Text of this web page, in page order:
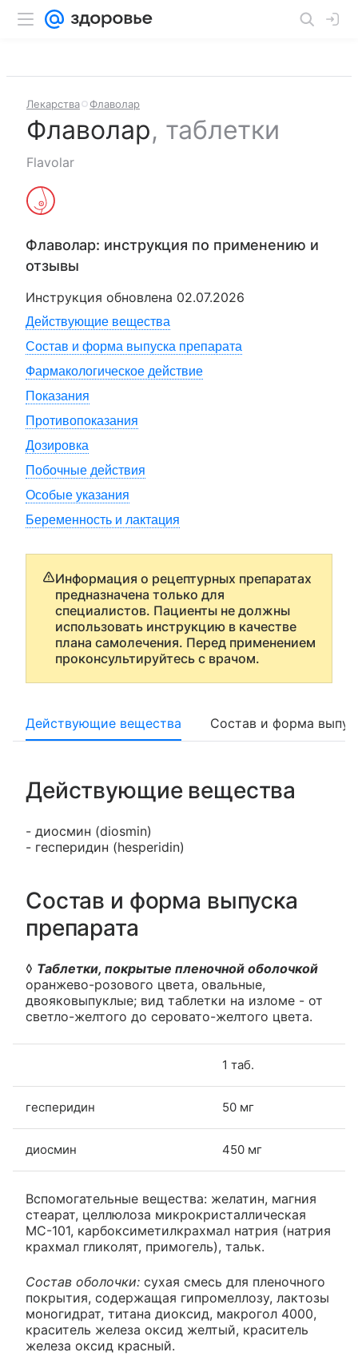
Лекарства Флаволар
Флаволар, таблетки
Flavolar
Флаволар: инструкция по применению и
отзывы
Инструкция обновлена 02.07.2026
Действующие вещества
Состав и форма выпуска препарата
Фармакологическое действие
Показания
Противопоказания
Дозировка
Побочные действия
Особые указания
Беременность и лактация
Информация о рецептурных препаратах
предназначена только для
специалистов. Пациенты не должны
использовать инструкцию в качестве
плана самолечения. Перед применением
проконсультируйтесь с врачом.
Действующие вещества Состав и форма
Действующие вещества
- диосмин (diosmin)
- гесперидин (hesperidin)
Состав и форма выпуска
препарата
◊ Таблетки, покрытые пленочной оболочкой
оранжево-розового цвета, овальные,
двояковыпуклые; вид таблетки на изломе - от
светло-желтого до серовато-желтого цвета.
1 таб.
гесперидин 50 мг
диосмин 450 мг
Вспомогательные вещества: желатин, магния
стеарат, целлюлоза микрокристаллическая
МС-101, карбоксиметилкрахмал натрия (натрия
крахмал гликолят, примогель), тальк.
Состав оболочки: сухая смесь для пленочного
покрытия, содержащая гипромеллозу, лактозы
моногидрат, титана диоксид, макрогол 4000,
краситель железа оксид желтый, краситель
железа оксид красный.